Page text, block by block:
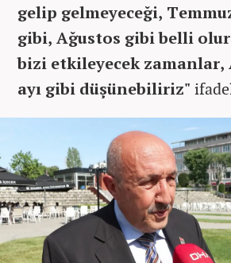
gelip gelmeyeceği,
gibi, Ağustos gibi belli
bizi etkileyecek zamanlar,
ayı gibi düşünebiliriz"